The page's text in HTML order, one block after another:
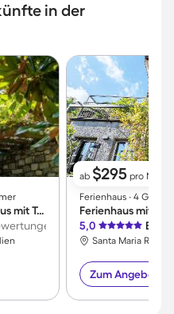
in der
Familienorientiertes Ferienhaus mit Terrasse und Garten | Bergblick
ab $295 pro Nacht
Ferienhaus ∙ 4 Gäste
5,0
Santa Maria
Zum Angebot